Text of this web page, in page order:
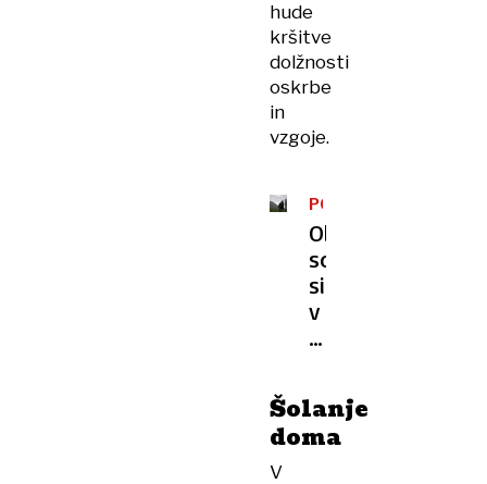
hude
kršitve
dolžnosti
oskrbe
in
vzgoje.
POSNETKI
ZLORAB
OTROK
Obsojenci
so
si
v
zaporu
izmenjevali
otroško
Šolanje
doma
V